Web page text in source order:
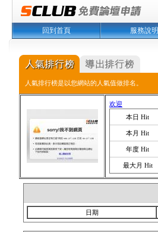
回到首頁 服務說明
人氣排行榜是以您網站的人氣值做排名。
欢迎
本日 Hit
本月 Hit
年度 Hit
最大月 Hit
日期